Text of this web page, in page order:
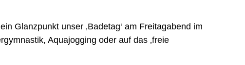
Glanzpunkt unser ‚Badetag‘ am Freitagabend im
Aquajogging oder auf das ‚freie